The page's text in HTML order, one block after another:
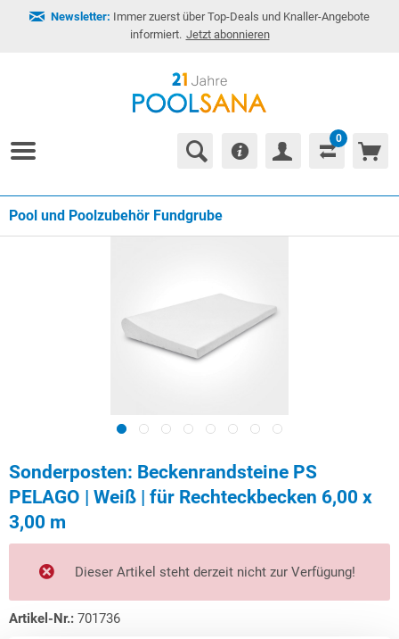
Newsletter: Immer zuerst über Top-Deals und Knaller-Angebote
informiert. Jetzt abonnieren
0
Pool und Poolzubehör Fundgrube
Sonderposten: Beckenrandsteine PS
PELAGO | Weiß | für Rechteckbecken 6,00 x
3,00 m
Dieser Artikel steht derzeit nicht zur Verfügung!
Artikel-Nr.: 701736